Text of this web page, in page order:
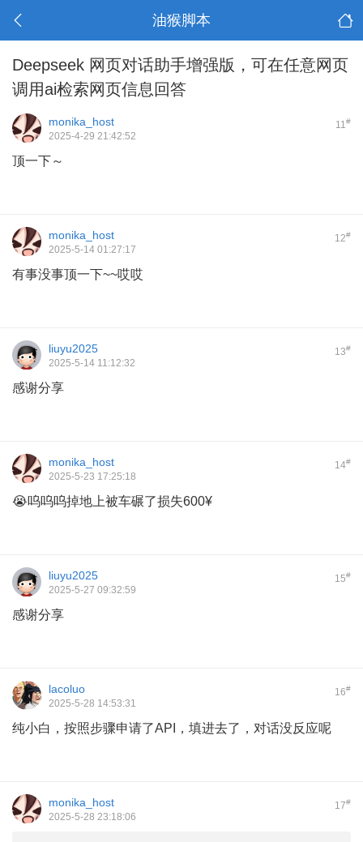
油猴脚本
Deepseek 网页对话助手增强版，可在任意网页
调用ai检索网页信息回答
11#
monika_host
2025-4-29 21:42:52
顶一下～
12#
monika_host
2025-5-14 01:27:17
有事没事顶一下~~哎哎
13#
liuyu2025
2025-5-14 11:12:32
感谢分享
14#
monika_host
2025-5-23 17:25:18
😭呜呜呜掉地上被车碾了损失600¥
15#
liuyu2025
2025-5-27 09:32:59
感谢分享
16#
lacoluo
2025-5-28 14:53:31
纯小白，按照步骤申请了API，填进去了，对话没反应呢
17#
monika_host
2025-5-28 23:18:06